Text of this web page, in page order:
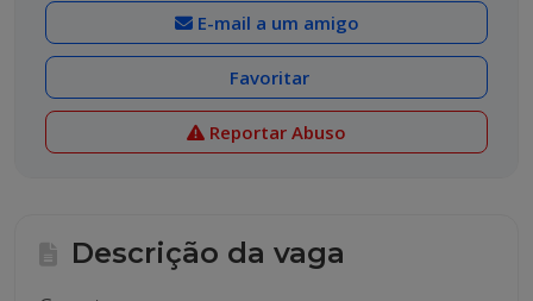
E-mail a um amigo
Favoritar
Reportar Abuso
Descrição da vaga